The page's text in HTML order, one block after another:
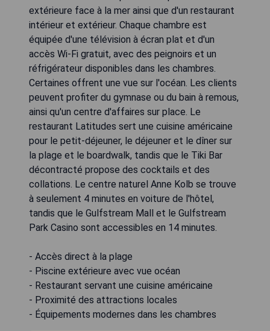
extérieure face à la mer ainsi que d'un restaurant
intérieur et extérieur. Chaque chambre est
équipée d'une télévision à écran plat et d'un
accès Wi-Fi gratuit, avec des peignoirs et un
réfrigérateur disponibles dans les chambres.
Certaines offrent une vue sur l'océan. Les clients
peuvent profiter du gymnase ou du bain à remous,
ainsi qu'un centre d'affaires sur place. Le
restaurant Latitudes sert une cuisine américaine
pour le petit-déjeuner, le déjeuner et le dîner sur
la plage et le boardwalk, tandis que le Tiki Bar
décontracté propose des cocktails et des
collations. Le centre naturel Anne Kolb se trouve
à seulement 4 minutes en voiture de l'hôtel,
tandis que le Gulfstream Mall et le Gulfstream
Park Casino sont accessibles en 14 minutes.
- Accès direct à la plage
- Piscine extérieure avec vue océan
- Restaurant servant une cuisine américaine
- Proximité des attractions locales
- Équipements modernes dans les chambres